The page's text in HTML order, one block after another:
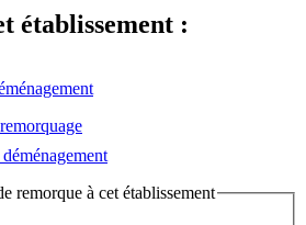
établissement :
remorque à cet établissement